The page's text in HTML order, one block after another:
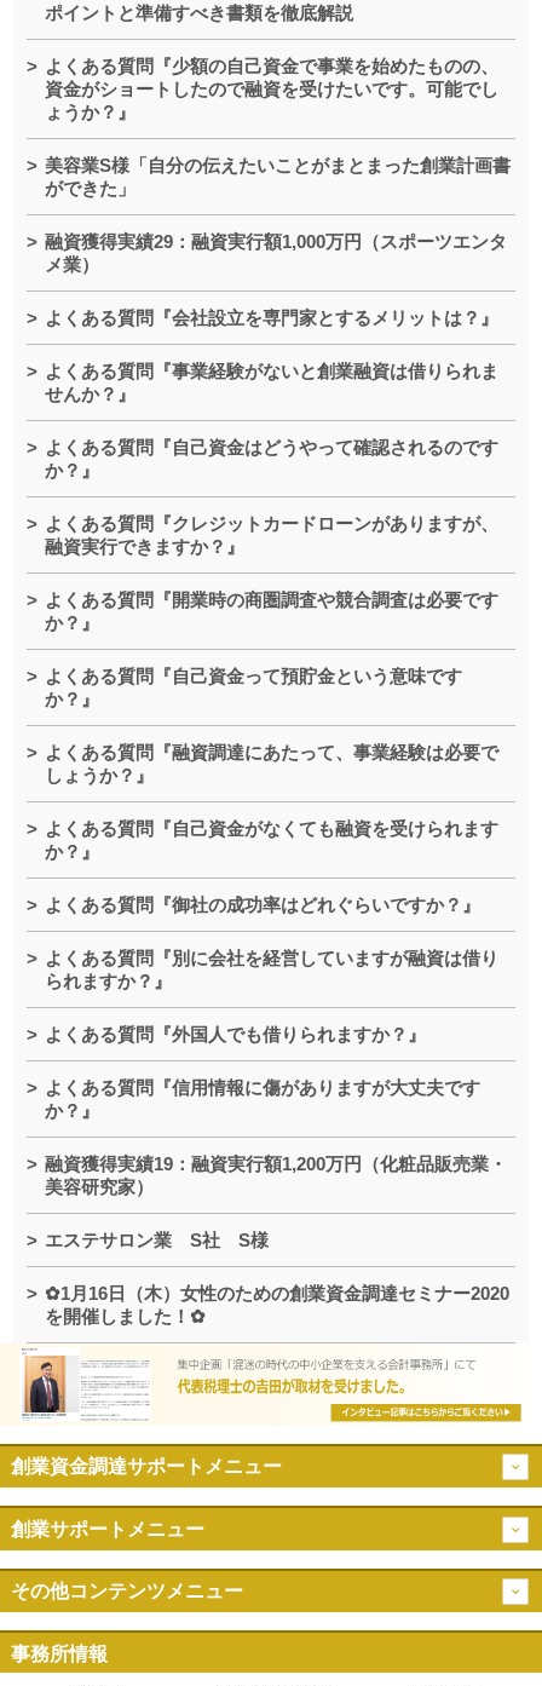
ポイントと準備すべき書類を徹底解説
よくある質問『少額の自己資金で事業を始めたものの、
資金がショートしたので融資を受けたいです。可能でし
ょうか？』
美容業S様「自分の伝えたいことがまとまった創業計画書
ができた」
融資獲得実績29：融資実行額1,000万円（スポーツエンタ
メ業）
よくある質問『会社設立を専門家とするメリットは？』
よくある質問『事業経験がないと創業融資は借りられま
せんか？』
よくある質問『自己資金はどうやって確認されるのです
か？』
よくある質問『クレジットカードローンがありますが、
融資実行できますか？』
よくある質問『開業時の商圏調査や競合調査は必要です
か？』
よくある質問『自己資金って預貯金という意味です
か？』
よくある質問『融資調達にあたって、事業経験は必要で
しょうか？』
よくある質問『自己資金がなくても融資を受けられます
か？』
よくある質問『御社の成功率はどれぐらいですか？』
よくある質問『別に会社を経営していますが融資は借り
られますか？』
よくある質問『外国人でも借りられますか？』
よくある質問『信用情報に傷がありますが大丈夫です
か？』
融資獲得実績19：融資実行額1,200万円（化粧品販売業・
美容研究家）
エステサロン業 S社 S様
✿1月16日（木）女性のための創業資金調達セミナー2020
を開催しました！✿
創業資金調達サポートメニュー
創業サポートメニュー
その他コンテンツメニュー
事務所情報